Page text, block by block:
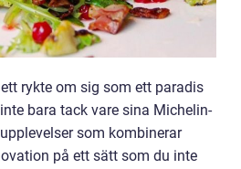
rykte om sig som ett paradis
bara tack vare sina Michelin-
som kombinerar
på ett sätt som du inte